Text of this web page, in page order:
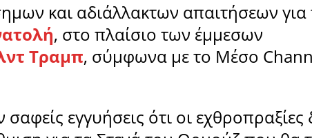
και αδιάλλακτων απαιτήσεων για
, στο πλαίσιο των έμμεσων
Τραμπ, σύμφωνα με το Μέσο
εγγυήσεις ότι οι εχθροπραξίες